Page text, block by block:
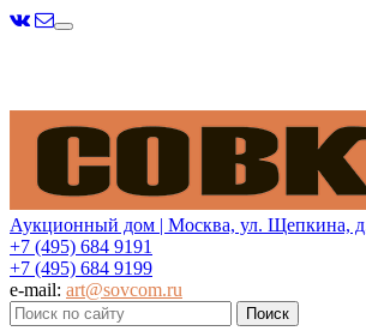
Меню
Аукционный дом | Москва, ул. Щепкина,
+7 (495) 684 9191
+7 (495) 684 9199
e-mail: art@sovcom.ru